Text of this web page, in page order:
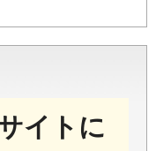
イトに